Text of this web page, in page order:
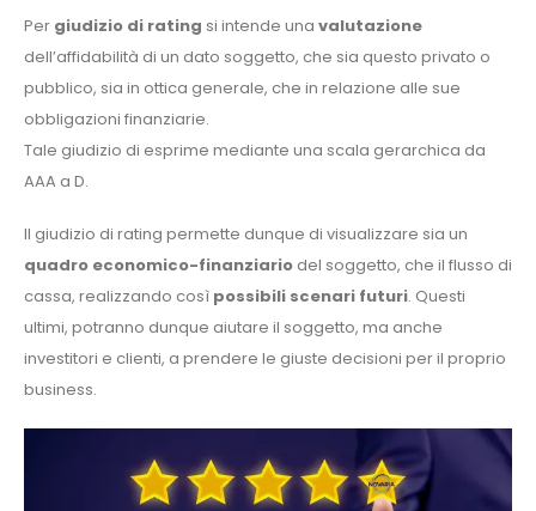
Per giudizio di rating si intende una valutazione
dell’affidabilità di un dato soggetto, che sia questo privato o
pubblico, sia in ottica generale, che in relazione alle sue
obbligazioni finanziarie.
Tale giudizio di esprime mediante una scala gerarchica da
AAA a D.
Il giudizio di rating permette dunque di visualizzare sia un
quadro economico-finanziario del soggetto, che il flusso di
cassa, realizzando così possibili scenari futuri. Questi
ultimi, potranno dunque aiutare il soggetto, ma anche
investitori e clienti, a prendere le giuste decisioni per il proprio
business.